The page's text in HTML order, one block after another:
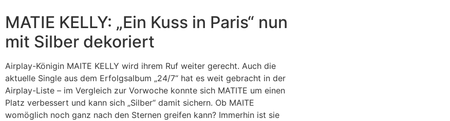
MATIE KELLY: „Ein Kuss in Paris“ nun
mit Silber dekoriert
Airplay-Königin MAITE KELLY wird ihrem Ruf weiter gerecht. Auch die
aktuelle Single aus dem Erfolgsalbum „24/7“ hat es weit gebracht in der
Airplay-Liste – im Vergleich zur Vorwoche konnte sich MATITE um einen
Platz verbessert und kann sich „Silber“ damit sichern. Ob MAITE
womöglich noch ganz nach den Sternen greifen kann? Immerhin ist sie